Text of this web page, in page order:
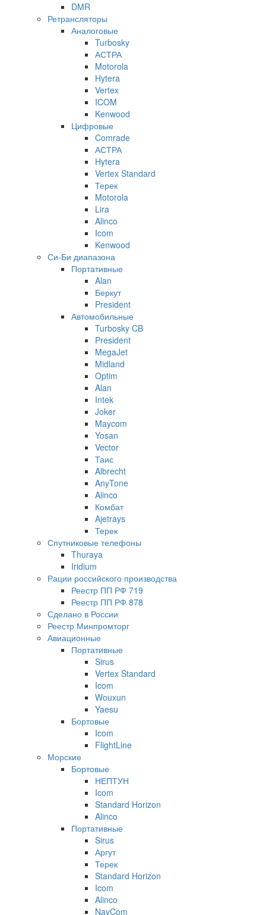
DMR
Ретрансляторы
Аналоговые
Turbosky
АСТРА
Motorola
Hytera
Vertex
ICOM
Kenwood
Цифровые
Comrade
АСТРА
Hytera
Vertex Standard
Терек
Motorola
Lira
Alinco
Icom
Kenwood
Си-Би диапазона
Портативные
Alan
Беркут
President
Автомобильные
Turbosky CB
President
MegaJet
Midland
Optim
Alan
Intek
Joker
Maycom
Yosan
Vector
Таис
Albrecht
AnyTone
Alinco
Комбат
Ajetrays
Терек
Спутниковые телефоны
Thuraya
Iridium
Рации российского производства
Реестр ПП РФ 719
Реестр ПП РФ 878
Сделано в России
Реестр Минпромторг
Авиационные
Портативные
Sirus
Vertex Standard
Icom
Wouxun
Yaesu
Бортовые
Icom
FlightLine
Морские
Бортовые
НЕПТУН
Icom
Standard Horizon
Alinco
Портативные
Sirus
Аргут
Терек
Standard Horizon
Icom
Alinco
NavCom